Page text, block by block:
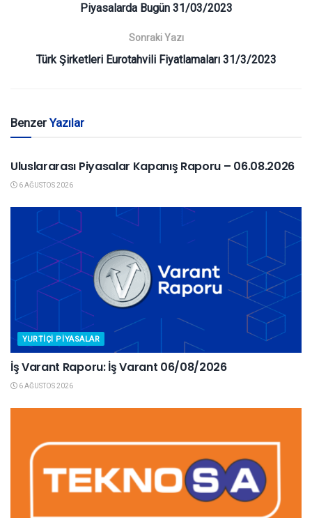
Piyasalarda Bugün 31/03/2023
Sonraki Yazı
Türk Şirketleri Eurotahvili Fiyatlamaları 31/3/2023
BenzerYazılar
YURTDIŞI PIYASALAR
Uluslararası Piyasalar Kapanış Raporu – 06.08.2026
6 AĞUSTOS 2026
YURTIÇI PIYASALAR
İş Varant Raporu: İş Varant 06/08/2026
6 AĞUSTOS 2026